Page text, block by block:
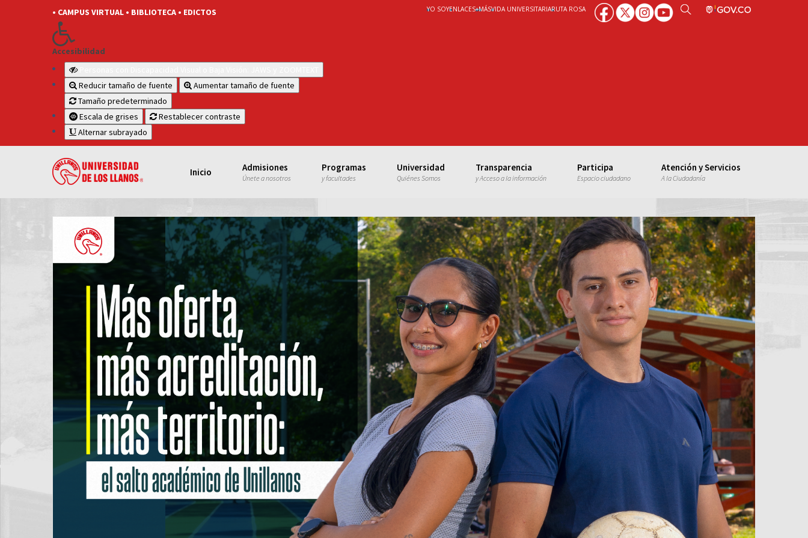
• CAMPUS VIRTUAL • BIBLIOTECA • EDICTOS
Accesibilidad
Reducir tamaño de fuente
Aumentar tamaño de fuente
Tamaño predeterminado
Escala de grises
Restablecer contraste
Alternar subrayado
YO SOYENLACES+MÁSVIDA UNIVERSITARIARUTA ROSA
Inicio Admisiones
Únete a nosotros
Programas
y facultades
Universidad
Quiénes Somos
Transparencia
y Acceso a la información
Participa
Espacio ciudadano
Atención y Servicios
A la Ciudadanía